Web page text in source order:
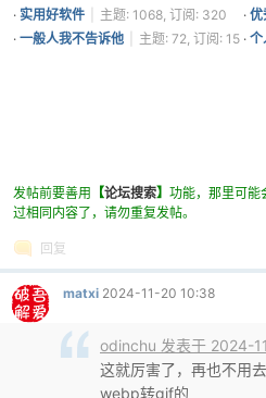
· 实用好软件 主题: 1068, 订阅: 320 · 优
· 一般人我不告诉他 主题: 72, 订阅: 15 · 个
发帖前要善用 【论坛搜索】 功能，那里可能
过相同内容了，请勿重复发帖。
回复
matxi 2024-11-20 10:38
odinchu 发表于 2024-
这就厉害了，再也不用
webp转gif的